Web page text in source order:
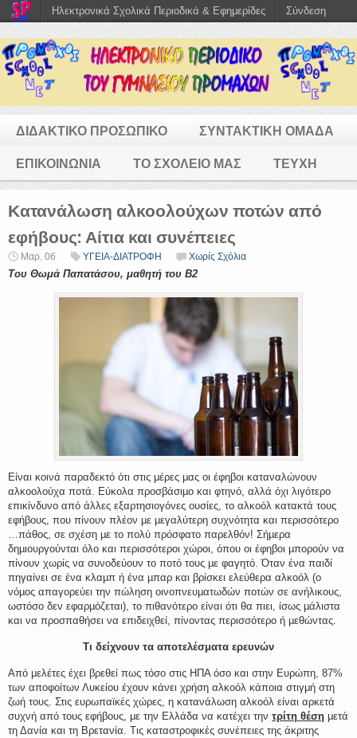
ΔΙΔΑΚΤΙΚΟ ΠΡΟΣΩΠΙΚΟ ΣΥΝΤΑΚΤΙΚΗ ΟΜΑΔΑ
ΕΠΙΚΟΙΝΩΝΙΑ ΤΟ ΣΧΟΛΕΙΟ ΜΑΣ ΤΕΥΧΗ
Κατανάλωση αλκοολούχων ποτών από
εφήβους: Αίτια και συνέπειες
Μαρ. 06 ΥΓΕΙΑ-ΔΙΑΤΡΟΦΗ Χωρίς Σχόλια
Του Θωμά Παπατάσου, μαθητή του Β2
Είναι κοινά παραδεκτό ότι στις μέρες μας οι έφηβοι καταναλώνουν
αλκοολούχα ποτά. Εύκολα προσβάσιµο και φτηνό, αλλά όχι λιγότερο
επικίνδυνο από άλλες εξαρτησιογόνες ουσίες, το αλκοόλ κατακτά τους
εφήβους, που πίνουν πλέον µε µεγαλύτερη συχνότητα και περισσότερο
…πάθος, σε σχέση µε το πολύ πρόσφατο παρελθόν! Σήµερα
δηµιουργούνται όλο και περισσότεροι χώροι, όπου οι έφηβοι µπορούν να
πίνουν χωρίς να συνοδεύουν το ποτό τους µε φαγητό. Όταν ένα παιδί
πηγαίνει σε ένα κλαµπ ή ένα µπαρ και βρίσκει ελεύθερα αλκοόλ (ο
νόµος απαγορεύει την πώληση οινοπνευµατωδών ποτών σε ανήλικους,
ωστόσο δεν εφαρµόζεται), το πιθανότερο είναι ότι θα πιει, ίσως µάλιστα
και να προσπαθήσει να επιδειχθεί, πίνοντας περισσότερο ή µεθώντας.
Τι δείχνουν τα αποτελέσματα ερευνών
Από μελέτες έχει βρεθεί πως τόσο στις ΗΠΑ όσο και στην Ευρώπη, 87%
των αποφοίτων Λυκείου έχουν κάνει χρήση αλκοόλ κάποια στιγμή στη
ζωή τους. Στις ευρωπαϊκές χώρες, η κατανάλωση αλκοόλ είναι αρκετά
συχνή από τους εφήβους, με την Ελλάδα να κατέχει την τρίτη θέση μετά
τη Δανία και τη Βρετανία. Τις καταστροφικές συνέπειες της άκριτης
Ηλεκτρονικά Σχολικά Περιοδικά & Εφημερίδες Σύνδεση